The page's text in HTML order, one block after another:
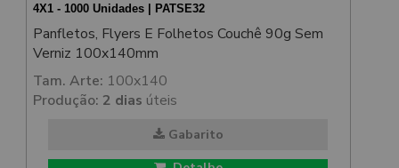
4X1 - 1000 Unidades | PATSE32
Panfletos, Flyers E Folhetos Couchê 90g Sem
Verniz 100x140mm
Tam. Arte: 100x140
Produção: 2 dias úteis
Gabarito